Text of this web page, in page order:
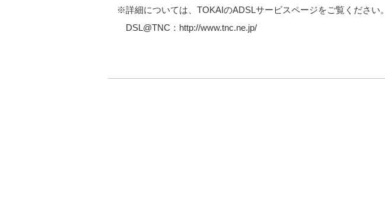
※詳細については、TOKAIのADSLサービスページをご覧ください。
DSL@TNC：http://www.tnc.ne.jp/